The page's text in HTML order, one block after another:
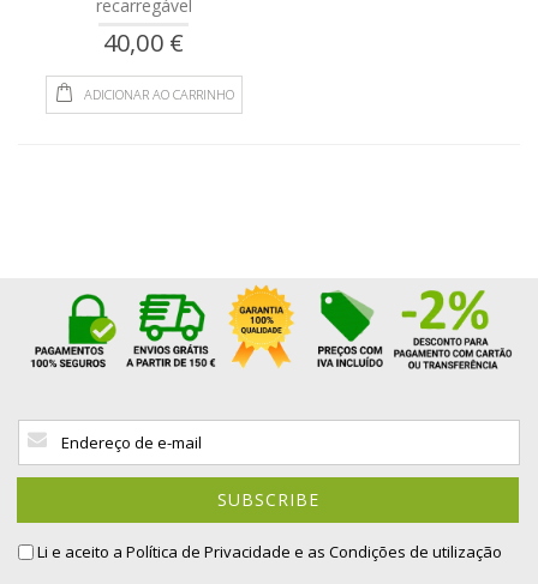
recarregável
40,00 €
ADICIONAR AO CARRINHO
Sign
Up
for
SUBSCRIBE
Li e aceito a Política de Privacidade e as Condições de utilização